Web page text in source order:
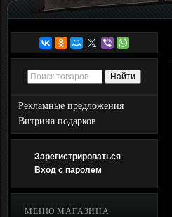
Рекламные предложения
Витрина подарков
Зарегистрироваться
Вход с паролем
МЕНЮ МАГАЗИНА